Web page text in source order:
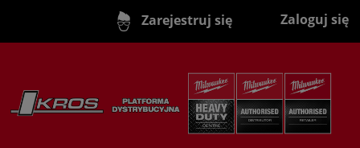
Zarejestruj się Zaloguj się